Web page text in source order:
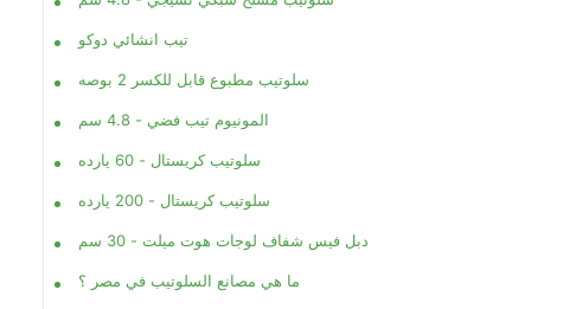
تيب انشائي دوكو
سلوتيب مطبوع قابل للكسر 2 بوصه
المونيوم تيب فضي - 4.8 سم
سلوتيب كريستال - 60 يارده
سلوتيب كريستال - 200 يارده
دبل فيس شفاف لوجات هوت ميلت - 30 سم
ما هي مصانع السلوتيب في مصر ؟